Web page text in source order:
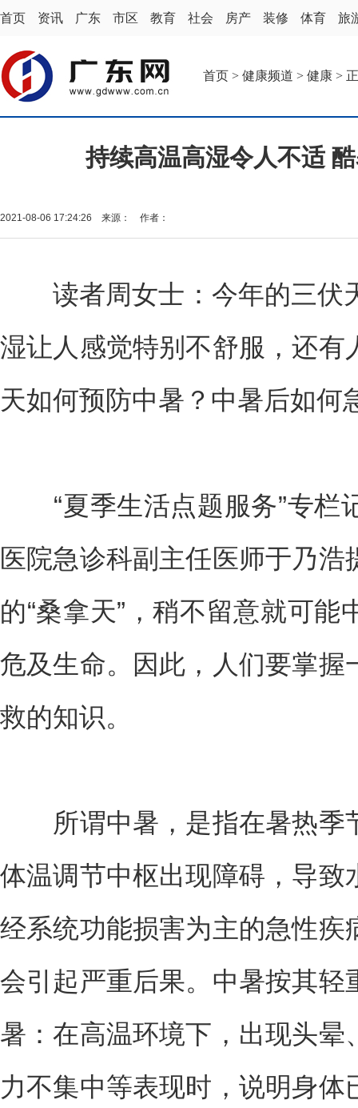
首页 资讯 广东 市区 教育 社会 房产 装修 体育 旅
首页 > 健康频道 > 健康 >
持续高温高湿令人不适
2021-08-06 17:24:26 来源： 作者：
读者周女士：今年的三伏
湿让人感觉特别不舒服，还有
天如何预防中暑？中暑后如何
“夏季生活点题服务”专栏
医院急诊科副主任医师于乃
的“桑拿天”，稍不留意就可
危及生命。因此，人们要掌握
救的知识。
所谓中暑，是指在暑热季
体温调节中枢出现障碍，导致
经系统功能损害为主的急性疾
会引起严重后果。中暑按其轻
暑：在高温环境下，出现头
力不集中等表现时，说明身